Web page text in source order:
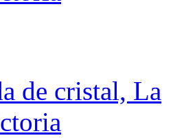
de cristal, La